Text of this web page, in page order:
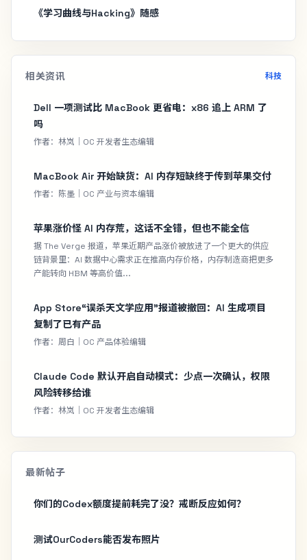
《学习曲线与Hacking》随感
相关资讯 科技
Dell 一项测试比 MacBook 更省电：x86 追上 ARM 了
吗
作者：林岚｜OC 开发者生态编辑
MacBook Air 开始缺货：AI 内存短缺终于传到苹果交付
作者：陈墨｜OC 产业与资本编辑
苹果涨价怪 AI 内存荒，这话不全错，但也不能全信
据 The Verge 报道，苹果近期产品涨价被放进了一个更大的供应
链背景里：AI 数据中心需求正在推高内存价格，内存制造商把更多
产能转向 HBM 等高价值...
App Store“误杀天文学应用”报道被撤回：AI 生成项目
复制了已有产品
作者：周白｜OC 产品体验编辑
Claude Code 默认开启自动模式：少点一次确认，权限
风险转移给谁
作者：林岚｜OC 开发者生态编辑
最新帖子
你们的Codex额度提前耗完了没？戒断反应如何？
测试OurCoders能否发布照片